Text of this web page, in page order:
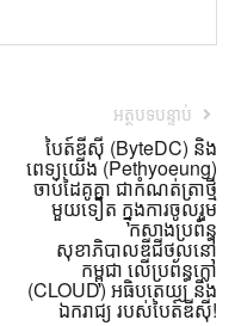
អត្ថបទបន្ទាប់
បៃត៍ឌីស៊ី (ByteDC) និង
ពេទ្យយើង (Pethyoeung)
ចាប់ដៃគូគ្នា ជាកំណត់ត្រាថ្មី
មួយទៀត ក្នុងការចូលរួម
កសាងប្រព័ន្ធ
សុខាភិបាលឌីជីថល​នៅ
កម្ពុជា លើប្រព័ន្ធក្លៅ
(CLOUD) អធិបតេយ្យ និង
ឯករាជ្យ របស់បៃត៍ឌីស៊ី!